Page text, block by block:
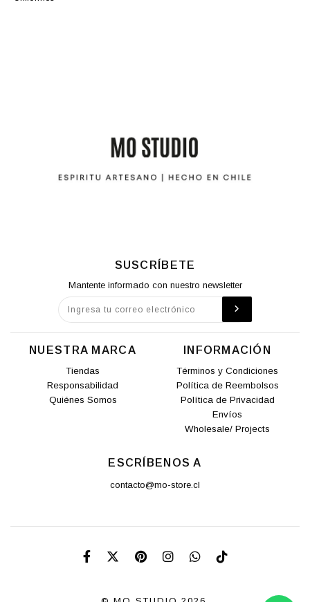
SUSCRÍBETE
Mantente informado con nuestro newsletter
NUESTRA MARCA
Tiendas
Responsabilidad
Quiénes Somos
INFORMACIÓN
Términos y Condiciones
Política de Reembolsos
Política de Privacidad
Envíos
Wholesale/ Projects
ESCRÍBENOS A
contacto@mo-store.cl